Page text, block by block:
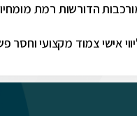
הדורשות רמת מומחיות,
אישי צמוד מקצועי וחסר